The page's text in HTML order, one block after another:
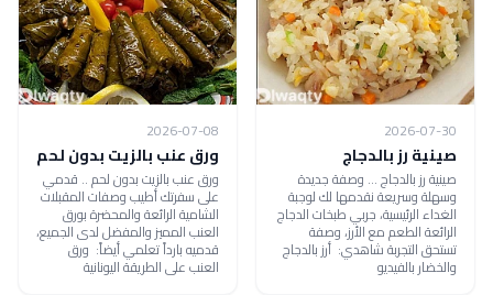
2026-07-30
صينية رز بالدجاج
صينية رز بالدجاج ... وصفة جديدة
وسهلة وسريعة نقدمها لك لوجبة
الغداء الرئيسية، جربي طبخات الدجاج
الرائعة الطعم مع الأرز، وصفة
تستحق التجربة شاهدي: أرز بالدجاج
والخضار بالفيديو
2026-07-08
ورق عنب بالزيت بدون لحم
ورق عنب بالزيت بدون لحم .. قدمي
على سفرتك أطيب وصفات المقبلات
الشامية الرائعة والمحضرة بورق
العنب المميز والمفضل لدى الجميع،
قدميه بارداً تعلمي أيضاً: ورق
العنب على الطريقة اليونانية